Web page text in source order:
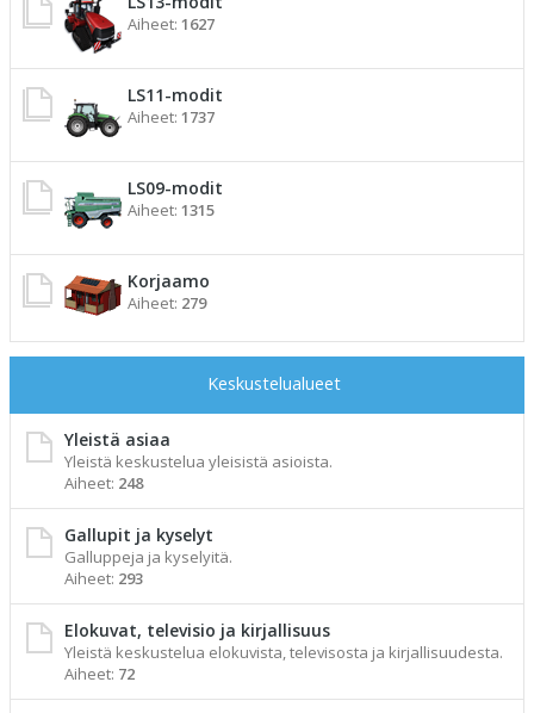
Aiheet: 1627
LS11-modit
Aiheet: 1737
LS09-modit
Aiheet: 1315
Korjaamo
Aiheet: 279
Keskustelualueet
Yleistä asiaa
Yleistä keskustelua yleisistä asioista.
Aiheet: 248
Gallupit ja kyselyt
Galluppeja ja kyselyitä.
Aiheet: 293
Elokuvat, televisio ja kirjallisuus
Yleistä keskustelua elokuvista, televisosta ja kirjallisuudesta.
Aiheet: 72